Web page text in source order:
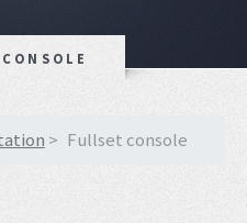
Fullset console